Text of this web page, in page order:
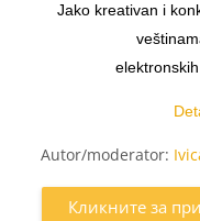
Jako kreativan i
Autor/moderator:
Кликните за